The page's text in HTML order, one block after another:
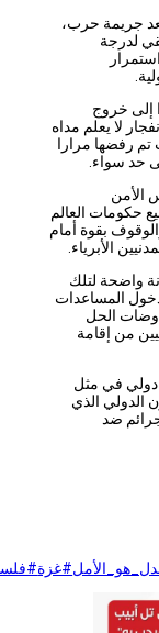
حرب،
يعلم مداه
مرارا
العالم
بقوة أمام
لتلك
مثل
الذي
#غزة#فلسطين